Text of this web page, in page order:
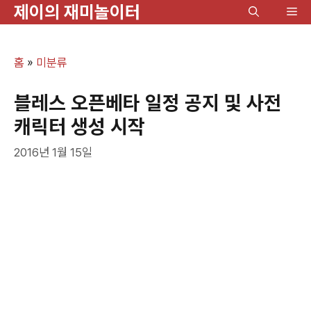
제이의 재미놀이터
메
홈 » 미분류
블레스 오픈베타 일정 공지 및 사전
캐릭터 생성 시작
2016년 1월 15일